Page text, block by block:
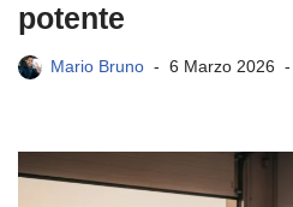
potente
Mario Bruno 6 Marzo 2026